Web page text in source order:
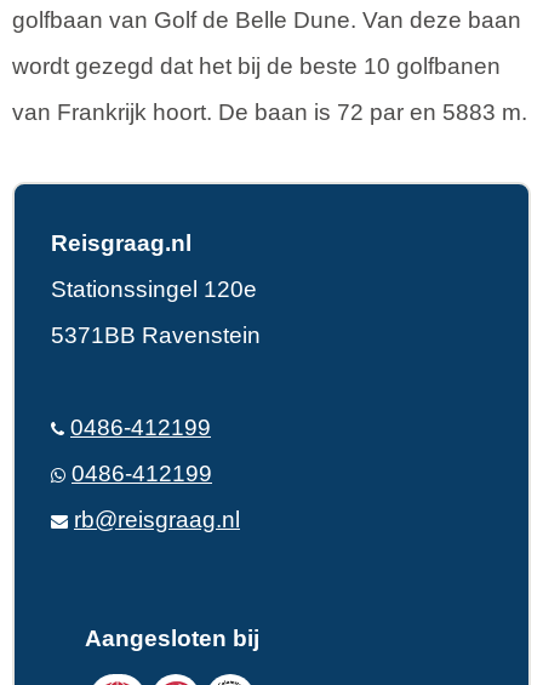
golfbaan van Golf de Belle Dune. Van deze baan
wordt gezegd dat het bij de beste 10 golfbanen
van Frankrijk hoort. De baan is 72 par en 5883 m.
Reisgraag.nl
Stationssingel 120e
5371BB Ravenstein
0486-412199
0486-412199
rb@reisgraag.nl
Aangesloten bij